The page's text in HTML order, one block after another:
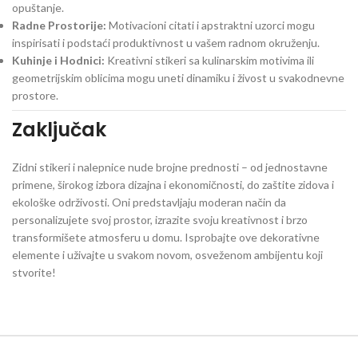
opuštanje.
Radne Prostorije: Motivacioni citati i apstraktni uzorci mogu
inspirisati i podstaći produktivnost u vašem radnom okruženju.
Kuhinje i Hodnici: Kreativni stikeri sa kulinarskim motivima ili
geometrijskim oblicima mogu uneti dinamiku i živost u svakodnevne
prostore.
Zaključak
Zidni stikeri i nalepnice nude brojne prednosti – od jednostavne
primene, širokog izbora dizajna i ekonomičnosti, do zaštite zidova i
ekološke održivosti. Oni predstavljaju moderan način da
personalizujete svoj prostor, izrazite svoju kreativnost i brzo
transformišete atmosferu u domu. Isprobajte ove dekorativne
elemente i uživajte u svakom novom, osveženom ambijentu koji
stvorite!